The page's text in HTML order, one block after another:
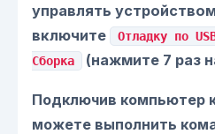
управлять
включите
Отладку по
Сборка
(нажмите 7 раз
Подключив компьютер
можете выполнить